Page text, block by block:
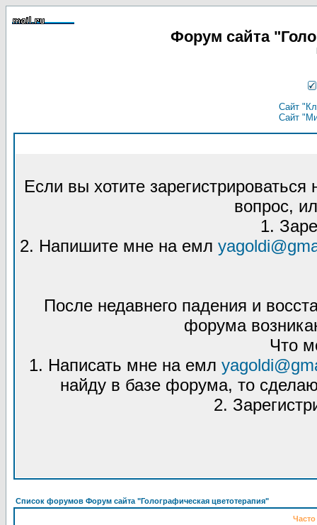
Форум сайта
Сайт
Сайт
Если вы хотите
вопрос,
1.
2. Напишите мне на емл
После недавнего падения и
форума
Что
1. Написать мне на емл
найду в базе форума, то
2.
Список форумов Форум сайта "Голографическая цветотерапия"